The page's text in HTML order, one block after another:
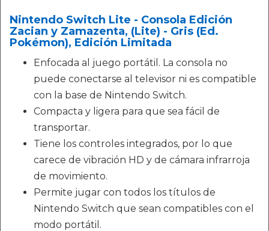
Nintendo Switch Lite - Consola Edición
Zacian y Zamazenta, (Lite) - Gris (Ed.
Pokémon), Edición Limitada
Enfocada al juego portátil. La consola no
puede conectarse al televisor ni es compatible
con la base de Nintendo Switch.
Compacta y ligera para que sea fácil de
transportar.
Tiene los controles integrados, por lo que
carece de vibración HD y de cámara infrarroja
de movimiento.
Permite jugar con todos los títulos de
Nintendo Switch que sean compatibles con el
modo portátil.